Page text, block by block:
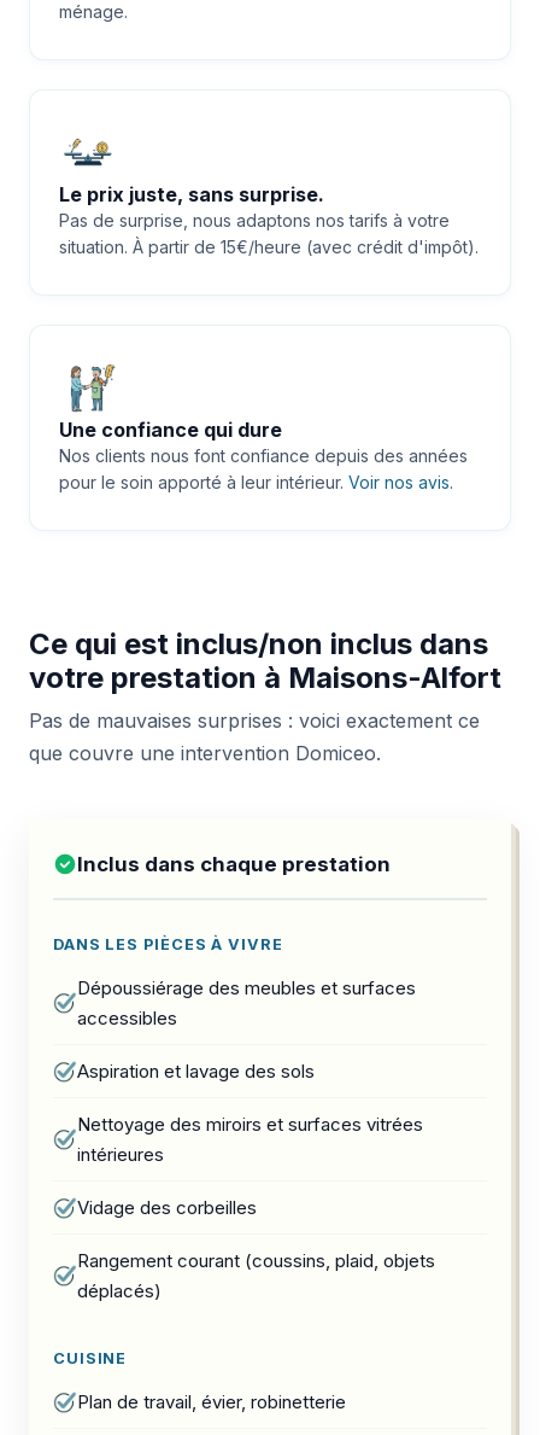
ménage.
Le prix juste, sans surprise.
Pas de surprise, nous adaptons nos tarifs à votre
situation. À partir de 15€/heure (avec crédit d'impôt).
Une confiance qui dure
Nos clients nous font confiance depuis des années
pour le soin apporté à leur intérieur. Voir nos avis.
Ce qui est inclus/non inclus dans
votre prestation à Maisons-Alfort
Pas de mauvaises surprises : voici exactement ce
que couvre une intervention Domiceo.
Inclus dans chaque prestation
DANS LES PIÈCES À VIVRE
Dépoussiérage des meubles et surfaces
accessibles
Aspiration et lavage des sols
Nettoyage des miroirs et surfaces vitrées
intérieures
Vidage des corbeilles
Rangement courant (coussins, plaid, objets
déplacés)
CUISINE
Plan de travail, évier, robinetterie